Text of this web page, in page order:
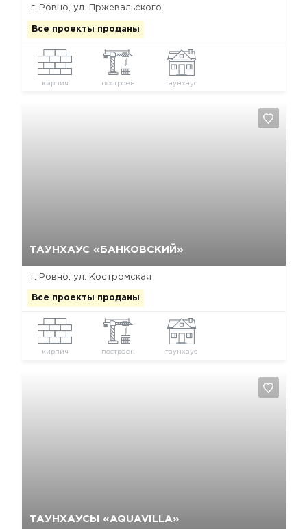
г. Ровно, ул. Пржевальского
Все проекты проданы
кирпич построен таунхаус
ТАУНХАУС «БАНКОВСКИЙ»
г. Ровно, ул. Костромская
Все проекты проданы
кирпич построен таунхаус
ТАУНХАУСЫ «AQUAVILLA»